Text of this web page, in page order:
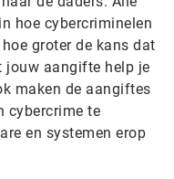
hoe cybercriminelen
groter de kans dat
jouw aangifte help je
maken de aangiftes
cybercrime te
en systemen erop